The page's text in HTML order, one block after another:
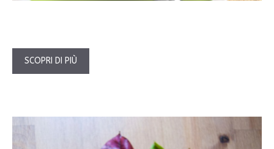
SCOPRI DI PIÙ